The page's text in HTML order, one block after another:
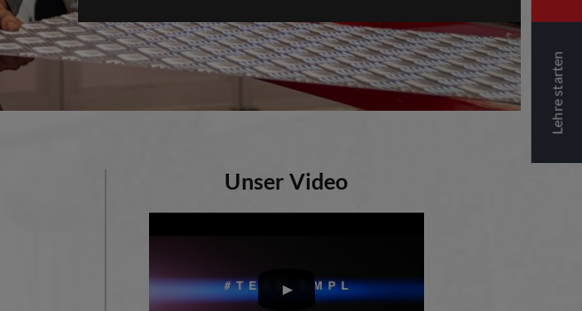
Unser Video
Lehre starten